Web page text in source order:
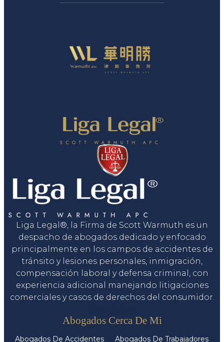
Liga Legal®, la Firma de Scott Warmuth es un
despacho de abogados dedicado y enfocado
principalmente en los campos de accidentes de
tránsito y lesiones personales, inmigración,
compensación laboral y defensa criminal, con
experiencia adicional manejando litigaciones
comerciales y casos de derechos del consumidor.
Abogados Cerca De Mi
Abogados De Accidentes Abogados De Trabajadores